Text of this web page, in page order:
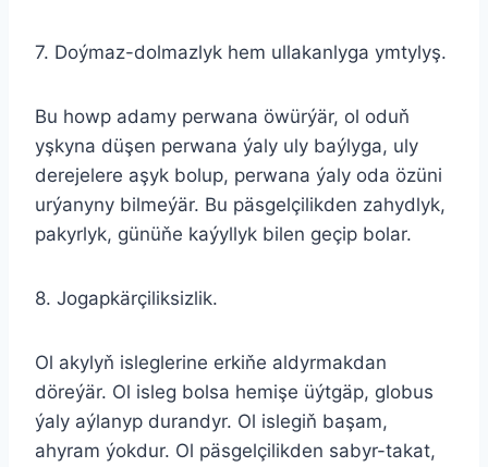
7. Doýmaz-dolmazlyk hem ullakanlyga ymtylyş.
Bu howp adamy perwana öwürýär, ol oduň
yşkyna düşen perwana ýaly uly baýlyga, uly
derejelere aşyk bolup, perwana ýaly oda özüni
urýanyny bilmeýär. Bu päsgelçilikden zahydlyk,
pakyrlyk, günüňe kaýyllyk bilen geçip bolar.
8. Jogapkärçiliksizlik.
Ol akylyň isleglerine erkiňe aldyrmakdan
döreýär. Ol isleg bolsa hemişe üýtgäp, globus
ýaly aýlanyp durandyr. Ol islegiň başam,
ahyram ýokdur. Ol päsgelçilikden sabyr-takat,